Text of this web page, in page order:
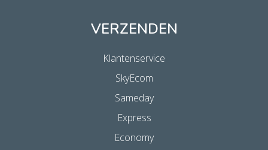
VERZENDEN
Klantenservice
SkyEcom
Sameday
Express
Economy